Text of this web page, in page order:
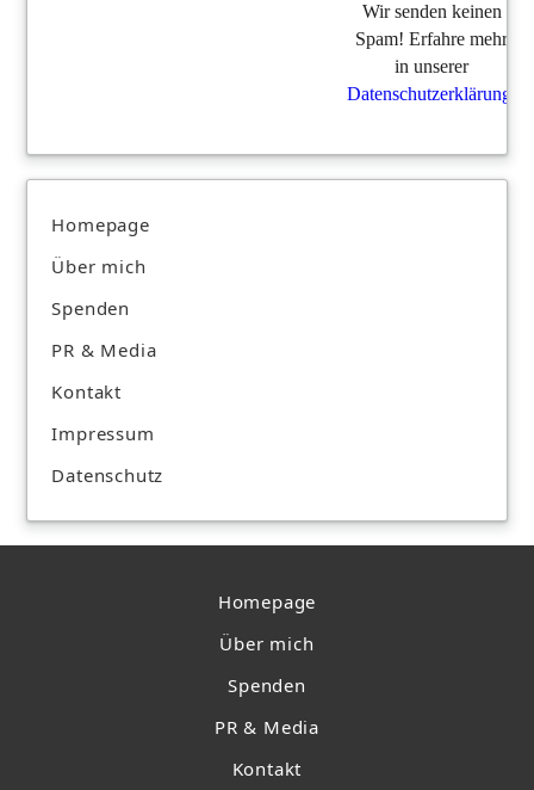
Wir senden keinen
Spam! Erfahre mehr
in unserer
Datenschutzerklärung
Homepage
Über mich
Spenden
PR & Media
Kontakt
Impressum
Datenschutz
Homepage
Über mich
Spenden
PR & Media
Kontakt